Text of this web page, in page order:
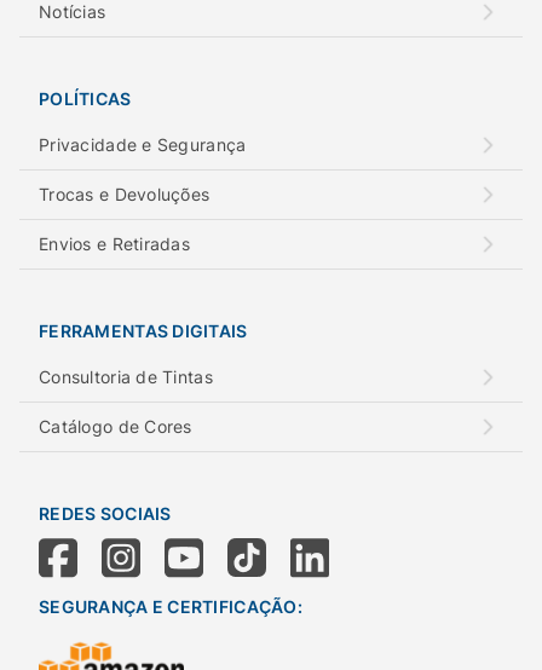
Notícias
POLÍTICAS
Privacidade e Segurança
Trocas e Devoluções
Envios e Retiradas
FERRAMENTAS DIGITAIS
Consultoria de Tintas
Catálogo de Cores
REDES SOCIAIS
SEGURANÇA E CERTIFICAÇÃO: